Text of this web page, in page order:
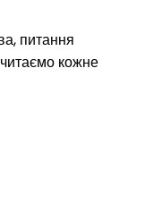
питання
кожне